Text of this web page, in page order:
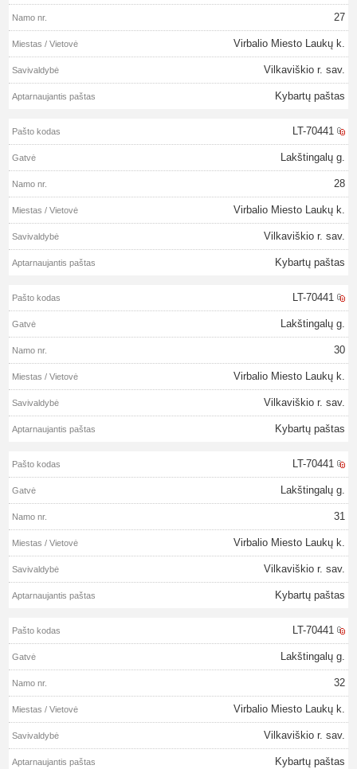
27
Virbalio Miesto Laukų k.
Vilkaviškio r. sav.
Kybartų paštas
LT-70441
Lakštingalų g.
28
Virbalio Miesto Laukų k.
Vilkaviškio r. sav.
Kybartų paštas
LT-70441
Lakštingalų g.
30
Virbalio Miesto Laukų k.
Vilkaviškio r. sav.
Kybartų paštas
LT-70441
Lakštingalų g.
31
Virbalio Miesto Laukų k.
Vilkaviškio r. sav.
Kybartų paštas
LT-70441
Lakštingalų g.
32
Virbalio Miesto Laukų k.
Vilkaviškio r. sav.
Kybartų paštas